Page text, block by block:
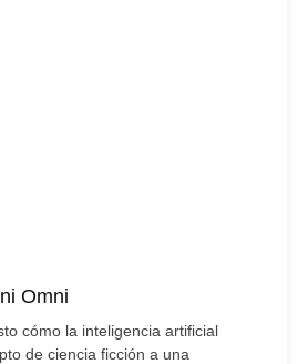
Omni
cómo la inteligencia artificial
de ciencia ficción a una